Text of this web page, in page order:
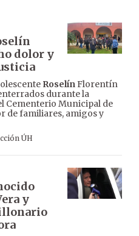
dolor y
RoselínFlorentín
durante la
Cementerio Municipal de
de familiares, amigos y
ÚH
y